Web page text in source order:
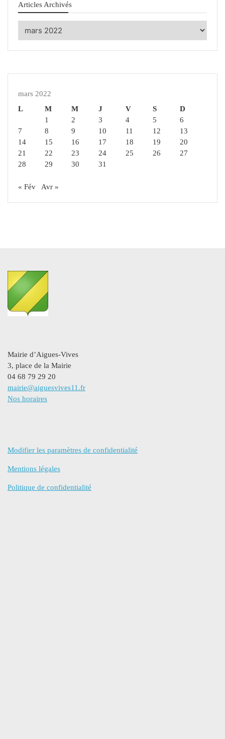
Articles Archivés
mars 2022
L
M M J V S
D
1
2 3 4 5
6
7
8 9 10 11 12
13
14
15 16 17 18 19
20
21
22 23 24 25 26
27
28
29 30 31
« Fév Avr »
Mairie d’Aigues-Vives
3, place de la Mairie
04 68 79 29 20
mairie@aiguesvives11.fr
Nos horaires
Modifier les paramètres de confidentialité
Mentions légales
Politique de confidentialité